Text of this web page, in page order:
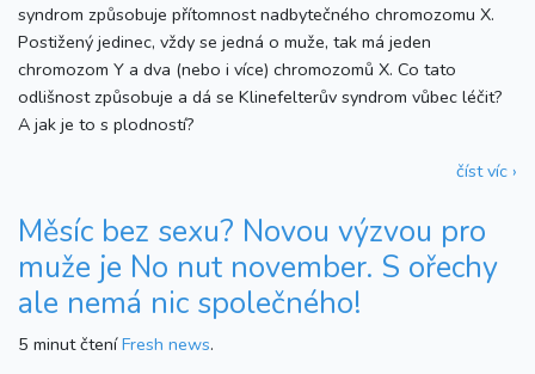
syndrom způsobuje přítomnost nadbytečného chromozomu X.
Postižený jedinec, vždy se jedná o muže, tak má jeden
chromozom Y a dva (nebo i více) chromozomů X. Co tato
odlišnost způsobuje a dá se Klinefelterův syndrom vůbec léčit?
A jak je to s plodností?
číst víc ›
Měsíc bez sexu? Novou výzvou pro
muže je No nut november. S ořechy
ale nemá nic společného!
5 minut čtení Fresh news.